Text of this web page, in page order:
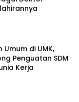
Umum di UMK,
Penguatan SDM
Kerja